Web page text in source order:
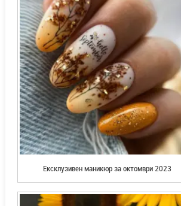
Ексклузивен маникюр за октомври 2023